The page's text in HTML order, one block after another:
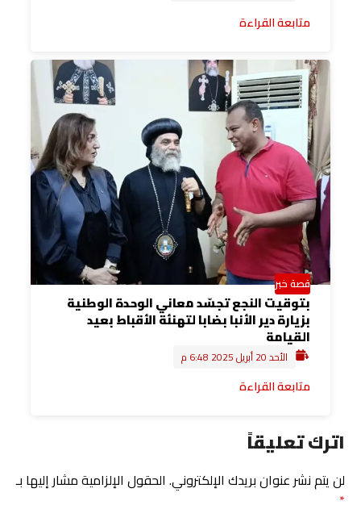
متابعة القراءة
قصة خبر
بتوقيت النجع تجسّد معاني الوحدة الوطنية
بزيارة دير الأنبا بضابا لتهنئة الأقباط بعيد
القيامة
الأحد 20 أبريل 2025 6:48 م
متابعة القراءة
اترك تعليقاً
لن يتم نشر عنوان بريدك الإلكتروني. الحقول الإلزامية مشار إليها بـ
*